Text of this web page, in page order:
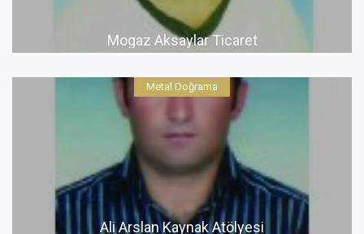
Mogaz Aksaylar Ticaret
Ali Arslan Kaynak Atölyesi
Metal Doğrama